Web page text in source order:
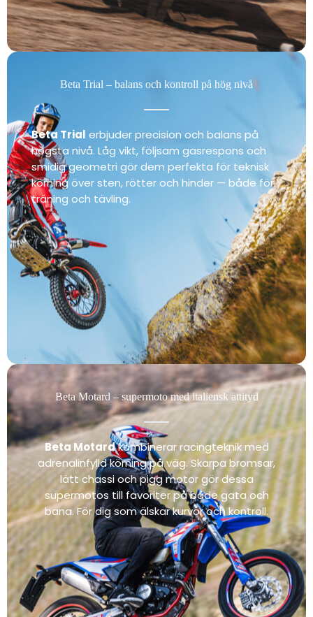
Beta Trial – balans och kontroll på hög nivå
Beta Trial erbjuder precision och balans på
högsta nivå. Låg vikt, följsam gasrespons och
smidig geometri gör dem perfekta för teknisk
körning över sten, rötter och hinder — både för
träning och tävling.
Beta Motard – supermoto med italiensk attityd
Beta Motardkombinerar racingteknik med
adrenalinfylld körning på väg. Skarpa bromsar,
lätt chassi och pigg motor gör dessa
supermotos till favoriter på både gata och
bana. För dig som älskar kurvor och kontroll.